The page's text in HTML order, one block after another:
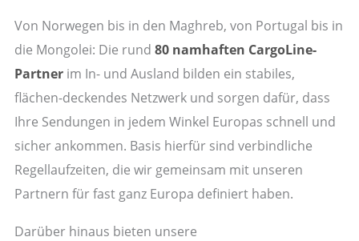
Von Norwegen bis in den Maghreb, von Portugal bis in
die Mongolei: Die rund 80 namhaften CargoLine-
Partnerim In- und Ausland bilden ein stabiles,
flächen-deckendes Netzwerk und sorgen dafür, dass
Ihre Sendungen in jedem Winkel Europas schnell und
sicher ankommen. Basis hierfür sind verbindliche
Regellaufzeiten, die wir gemeinsam mit unseren
Partnern für fast ganz Europa definiert haben.
Darüber hinaus bieten unsere